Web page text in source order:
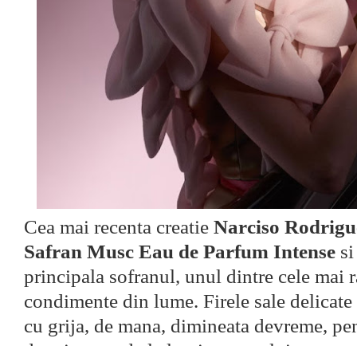
Cea mai recenta creatie Narciso
Safran Musc Eau de Parfum Intense
principala sofranul, unul dintre cele mai
condimente din lume. Firele sale
cu grija, de mana, dimineata devreme,